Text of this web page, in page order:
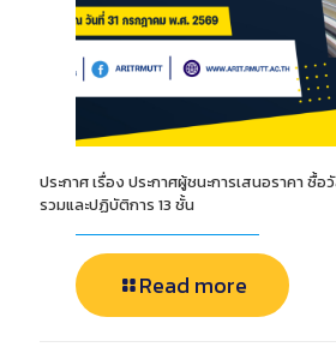
ประกาศ เรื่อง ประกาศผู้ชนะการเสนอราคา ซื้
รวมและปฏิบัติการ 13 ชั้น
Read more